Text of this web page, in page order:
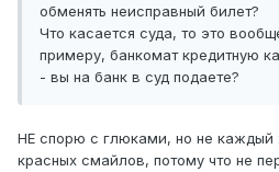
обменять неисправный билет?
Что касается суда, то это
примеру, банкомат кредитную
- вы на банк в суд подаете?
НЕ спорю с глюками, но не каждый
красных смайлов, потому что не